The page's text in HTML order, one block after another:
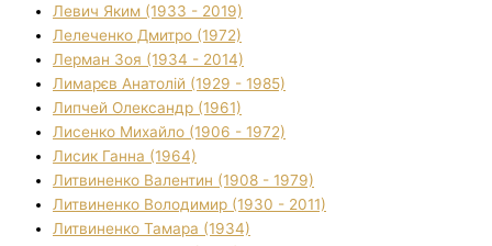
Левич Яким (1933 - 2019)
Лелеченко Дмитро (1972)
Лерман Зоя (1934 - 2014)
Лимарєв Анатолій (1929 - 1985)
Липчей Олександр (1961)
Лисенко Михайло (1906 - 1972)
Лисик Ганна (1964)
Литвиненко Валентин (1908 - 1979)
Литвиненко Володимир (1930 - 2011)
Литвиненко Тамара (1934)